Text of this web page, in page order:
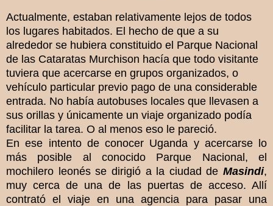
Actualmente, estaban relativamente lejos de todos
los lugares habitados. El hecho de que a su
alrededor se hubiera constituido el Parque Nacional
de las Cataratas Murchison hacía que todo visitante
tuviera que acercarse en grupos organizados, o
vehículo particular previo pago de una considerable
entrada. No había autobuses locales que llevasen a
sus orillas y únicamente un viaje organizado podía
facilitar la tarea. O al menos eso le pareció.
En ese intento de conocer Uganda y acercarse lo
más posible al conocido Parque Nacional, el
mochilero leonés se dirigió a la ciudad de Masindi,
muy cerca de una de las puertas de acceso. Allí
contrató el viaje en una agencia para pasar una